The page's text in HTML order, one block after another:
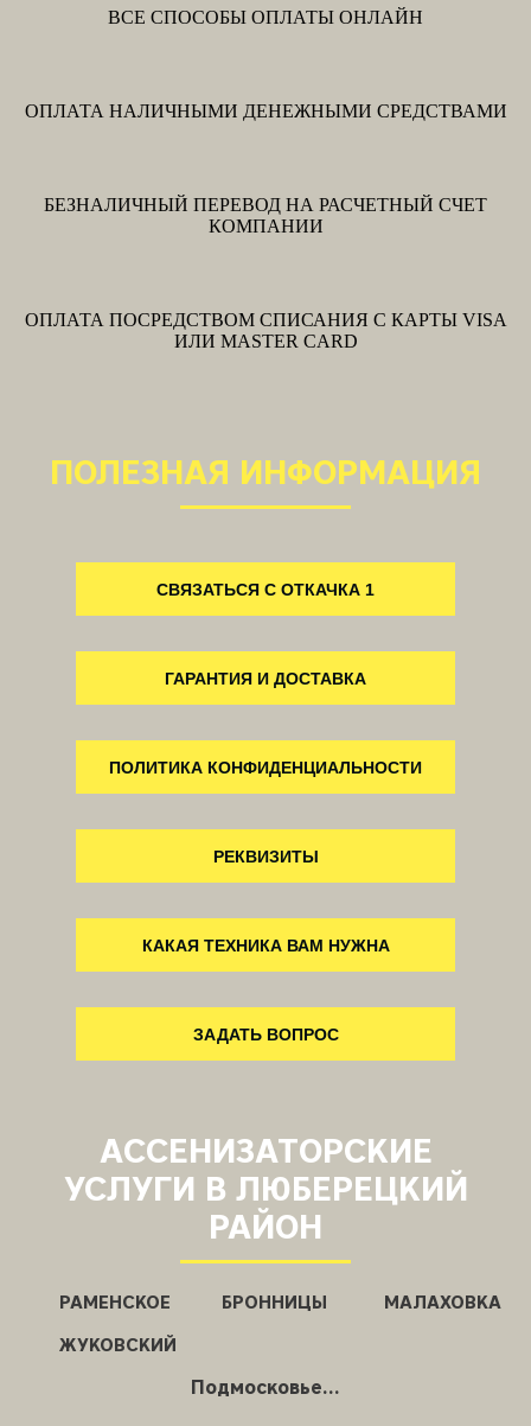
ВСЕ СПОСОБЫ ОПЛАТЫ ОНЛАЙН
ОПЛАТА НАЛИЧНЫМИ ДЕНЕЖНЫМИ СРЕДСТВАМИ
БЕЗНАЛИЧНЫЙ ПЕРЕВОД НА РАСЧЕТНЫЙ СЧЕТ
КОМПАНИИ
ОПЛАТА ПОСРЕДСТВОМ СПИСАНИЯ С КАРТЫ VISA
ИЛИ MASTER CARD
ПОЛЕЗНАЯ ИНФОРМАЦИЯ
СВЯЗАТЬСЯ С ОТКАЧКА 1
ГАРАНТИЯ И ДОСТАВКА
ПОЛИТИКА КОНФИДЕНЦИАЛЬНОСТИ
РЕКВИЗИТЫ
КАКАЯ ТЕХНИКА ВАМ НУЖНА
ЗАДАТЬ ВОПРОС
АССЕНИЗАТОРСКИЕ
УСЛУГИ В ЛЮБЕРЕЦКИЙ
РАЙОН
РАМЕНСКОЕ БРОННИЦЫ
МАЛАХОВКА
ЖУКОВСКИЙ
Подмосковье...